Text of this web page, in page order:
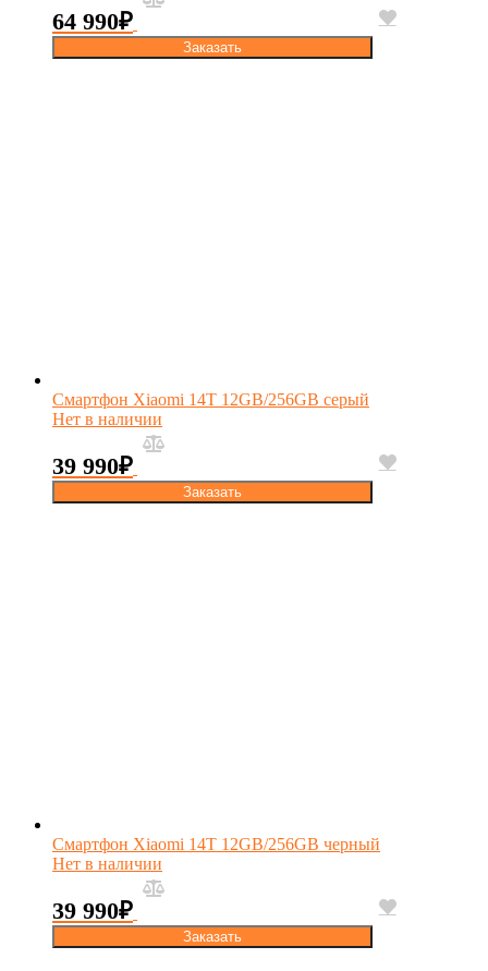
64 990₽
Заказать
Смартфон Xiaomi 14T 12GB/256GB серый
Нет в наличии
39 990₽
Заказать
Смартфон Xiaomi 14T 12GB/256GB черный
Нет в наличии
39 990₽
Заказать